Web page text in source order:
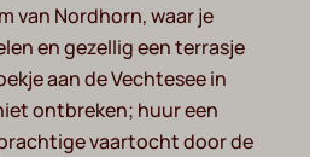
van Nordhorn, waar je
en gezellig een terrasje
aan de Vechtesee in
ontbreken; huur een
vaartocht door de